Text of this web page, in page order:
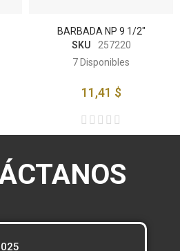
BARBADA NP 9 1/2"
SKU
257220
7Disponibles
11,41 $